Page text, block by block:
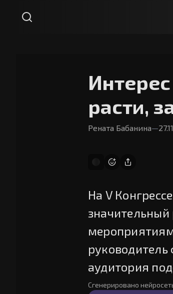
расти,
Рената Бабанина—
На V
руководитель
аудитория
Сгенерировано